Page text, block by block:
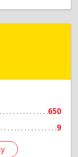
650
9
г,